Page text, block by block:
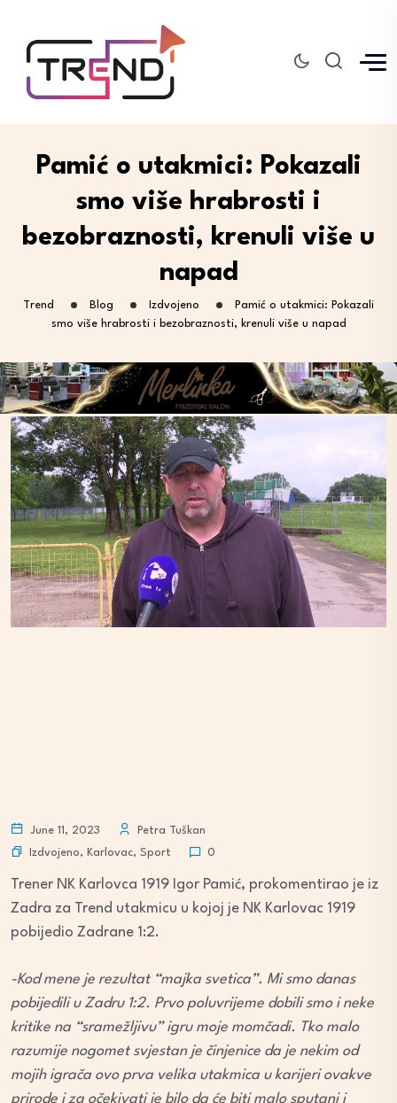
Pamić o utakmici: Pokazali
smo više hrabrosti i
bezobraznosti, krenuli više u
napad
Trend Blog Izdvojeno
Pamić o utakmici: Pokazali
smo više hrabrosti i bezobraznosti, krenuli više u napad
June 11, 2023
Petra Tuškan
Izdvojeno, Karlovac, Sport 0
Trener NK Karlovca 1919 Igor Pamić, prokomentirao je iz
Zadra za Trend utakmicu u kojoj je NK Karlovac 1919
pobijedio Zadrane 1:2.
-Kod mene je rezultat “majka svetica”. Mi smo danas
pobijedili u Zadru 1:2. Prvo poluvrijeme dobili smo i neke
kritike na “sramežljivu” igru moje momčadi. Tko malo
razumije nogomet svjestan je činjenice da je nekim od
mojih igrača ovo prva velika utakmica u karijeri ovakve
prirode i za očekivati je bilo da će biti malo sputani i